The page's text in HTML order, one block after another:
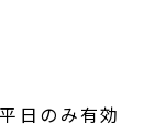
日のみ有効